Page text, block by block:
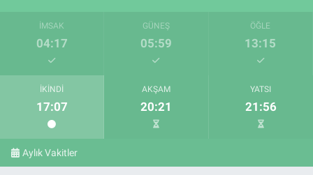
İMSAK
04:17
GÜNEŞ
05:59
ÖĞLE
13:15
İKINDI
17:07
AKŞAM
20:21
YATSI
21:56
Aylık Vakitler